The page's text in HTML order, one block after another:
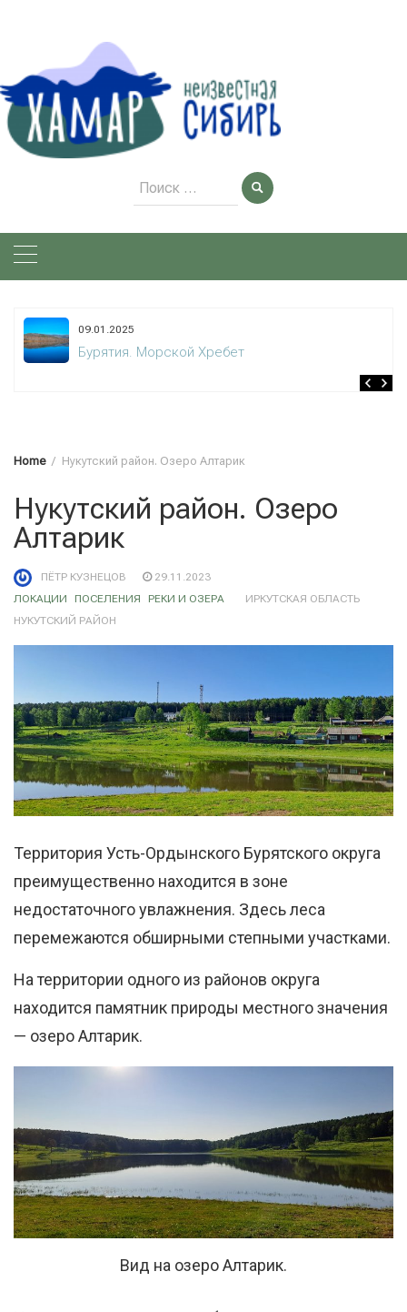
Поиск
для:
09.01.2025
Бурятия. Морской Хребет
Home Нукутский район. Озеро Алтарик
Нукутский район. Озеро
Алтарик
ПЁТР КУЗНЕЦОВ
29.11.2023
ЛОКАЦИИ
ПОСЕЛЕНИЯ РЕКИ И ОЗЕРА
ИРКУТСКАЯ ОБЛАСТЬ
НУКУТСКИЙ РАЙОН
Территория Усть-Ордынского Бурятского округа
преимущественно находится в зоне
недостаточного увлажнения. Здесь леса
перемежаются обширными степными участками.
На территории одного из районов округа
находится памятник природы местного значения
— озеро Алтарик.
Вид на озеро Алтарик.